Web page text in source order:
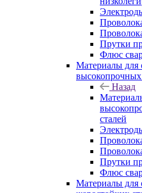
Прутки
Флюс
Материалы для
высокопрочных
Назад
сталей
Прутки
Флюс
Материалы для